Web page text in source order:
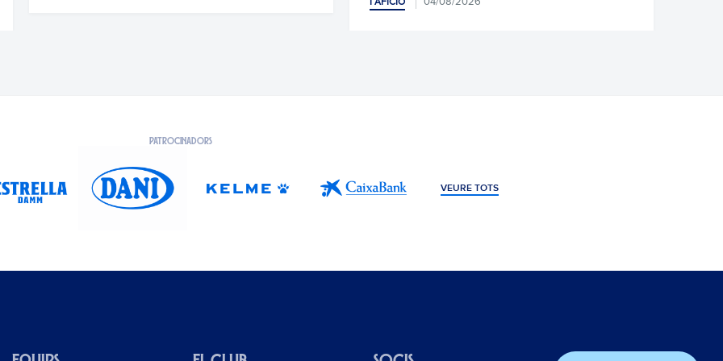
PATROCINADORS
VEURE TOTS